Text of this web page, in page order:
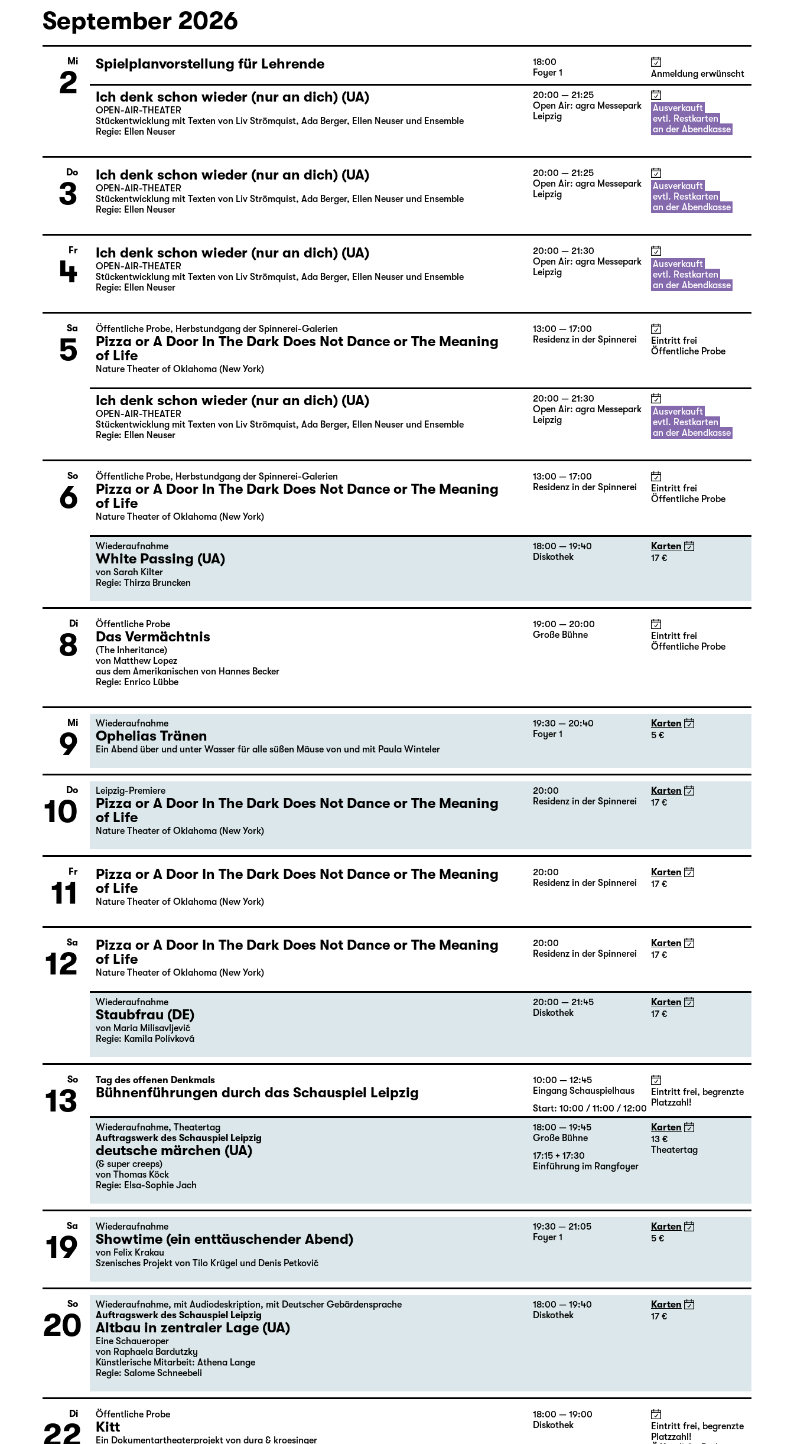
September 2026
Mi
2 Anmeldung erwünscht
18:00
Foyer 1
Spielplanvorstellung für Lehrende
Ausverkauft
evtl. Restkarten
an der Abendkasse
20:00 — 21:25
Open Air: agra Messepark
Leipzig
Ich denk schon wieder (nur an dich) (UA)
OPEN-AIR-THEATER
Stückentwicklung mit Texten von Liv Strömquist, Ada Berger, Ellen Neuser und Ensemble
Regie: Ellen Neuser
Do
3
Ausverkauft
evtl. Restkarten
an der Abendkasse
20:00 — 21:25
Open Air: agra Messepark
Leipzig
Ich denk schon wieder (nur an dich) (UA)
OPEN-AIR-THEATER
Stückentwicklung mit Texten von Liv Strömquist, Ada Berger, Ellen Neuser und Ensemble
Regie: Ellen Neuser
Fr
4
Ausverkauft
evtl. Restkarten
an der Abendkasse
20:00 — 21:30
Open Air: agra Messepark
Leipzig
Ich denk schon wieder (nur an dich) (UA)
OPEN-AIR-THEATER
Stückentwicklung mit Texten von Liv Strömquist, Ada Berger, Ellen Neuser und Ensemble
Regie: Ellen Neuser
Sa
5
Eintritt frei
Öffentliche Probe
13:00 — 17:00
Residenz in der Spinnerei
Öffentliche Probe, Herbstundgang der Spinnerei-Galerien
Pizza or A Door In The Dark Does Not Dance or The Meaning
of Life
Nature Theater of Oklahoma (New York)
Ausverkauft
evtl. Restkarten
an der Abendkasse
20:00 — 21:30
Open Air: agra Messepark
Leipzig
Ich denk schon wieder (nur an dich) (UA)
OPEN-AIR-THEATER
Stückentwicklung mit Texten von Liv Strömquist, Ada Berger, Ellen Neuser und Ensemble
Regie: Ellen Neuser
So
6
Eintritt frei
Öffentliche Probe
13:00 — 17:00
Residenz in der Spinnerei
Öffentliche Probe, Herbstundgang der Spinnerei-Galerien
Pizza or A Door In The Dark Does Not Dance or The Meaning
of Life
Nature Theater of Oklahoma (New York)
Karten
17 €
18:00 — 19:40
Diskothek
Wiederaufnahme
White Passing (UA)
von Sarah Kilter
Regie: Thirza Bruncken
Di
8
Eintritt frei
Öffentliche Probe
19:00 — 20:00
Große Bühne
Öffentliche Probe
Das Vermächtnis
(The Inheritance)
von Matthew Lopez
aus dem Amerikanischen von Hannes Becker
Regie: Enrico Lübbe
Mi
9
Karten
5 €
19:30 — 20:40
Foyer 1
Wiederaufnahme
Ophelias Tränen
Ein Abend über und unter Wasser für alle süßen Mäuse von und mit Paula Winteler
Do
10
Karten
17 €
20:00
Residenz in der Spinnerei
Leipzig-Premiere
Pizza or A Door In The Dark Does Not Dance or The Meaning
of Life
Nature Theater of Oklahoma (New York)
Fr
11
Karten
17 €
20:00
Residenz in der Spinnerei
Pizza or A Door In The Dark Does Not Dance or The Meaning
of Life
Nature Theater of Oklahoma (New York)
Sa
12
Karten
17 €
20:00
Residenz in der Spinnerei
Pizza or A Door In The Dark Does Not Dance or The Meaning
of Life
Nature Theater of Oklahoma (New York)
Karten
17 €
20:00 — 21:45
Diskothek
Wiederaufnahme
Staubfrau (DE)
von Maria Milisavljević
Regie: Kamila Polívková
So
13
Eintritt frei, begrenzte
Platzzahl!
10:00 — 12:45
Eingang Schauspielhaus
Start: 10:00 / 11:00 / 12:00
Tag des offenen Denkmals
Bühnenführungen durch das Schauspiel Leipzig
Karten
13 €
Theatertag
18:00 — 19:45
Große Bühne
17:15 + 17:30
Einführung im Rangfoyer
Wiederaufnahme, Theatertag
Auftragswerk des Schauspiel Leipzig
deutsche märchen (UA)
(& super creeps)
von Thomas Köck
Regie: Elsa-Sophie Jach
Sa
19
Karten
5 €
19:30 — 21:05
Foyer 1
Wiederaufnahme
Showtime (ein enttäuschender Abend)
von Felix Krakau
Szenisches Projekt von Tilo Krügel und Denis Petković
So
20
Karten
17 €
18:00 — 19:40
Diskothek
Wiederaufnahme, mit Audiodeskription, mit Deutscher Gebärdensprache
Auftragswerk des Schauspiel Leipzig
Altbau in zentraler Lage (UA)
Eine Schaueroper
von Raphaela Bardutzky
Künstlerische Mitarbeit: Athena Lange
Regie: Salome Schneebeli
Di
22
Eintritt frei, begrenzte
Platzzahl!
18:00 — 19:00
Diskothek
Öffentliche Probe
Kitt
Ein Dokumentartheaterprojekt von dura & kroesinger